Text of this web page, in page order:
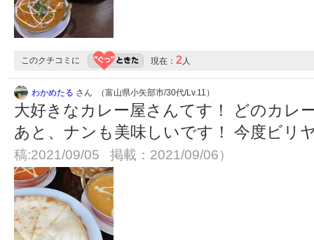
このクチコミに 現在： 2人
わかめたる さん （富山県小矢部市/30代/Lv.11）
大好きなカレー屋さんてす！ どのカレ
あと、ナンも美味しいです！ 今度ビリ
稿:2021/09/05 掲載：2021/09/06）